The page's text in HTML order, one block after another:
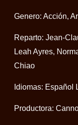
Genero: Acción,
Reparto: Jean-
Leah Ayres,
Chiao
Idiomas: Español
Productora: